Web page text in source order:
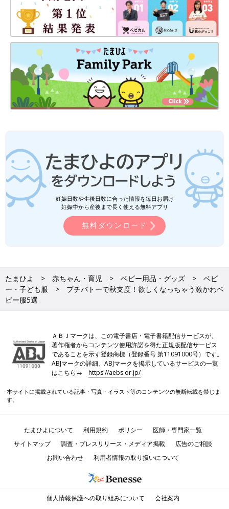
妊娠日数や生後日数に合った情報を毎日お届け
妊娠中から産後まで長く使える無料アプリ
無料ダウンロード
たまひよ 赤ちゃん・育児 ベビー用品・グッズ
ベビ
ー・子ども服
プチバトーで秋支度！欲しくなっちゃう激かわベ
ビー服5選
ＡＢＪマークは、この電子書店・電子書籍配信サービスが、
著作権者からコンテンツ使用許諾を得た正規版配信サービス
であることを示す登録商標（登録番号 第11091000号）です。
ABJマークの詳細、ABJマークを掲示しているサービスの一覧
はこちら→https://aebs.or.jp/
本サイトに掲載されている記事・写真・イラスト等のコンテンツの無断転載を禁じま
す。
たまひよについて 利用規約 ポリシー
医師・専門家一覧
サイトマップ
調査・プレスリリース・メディア掲載
広告のご相談
お問い合わせ
利用者情報の取り扱いについて
個人情報保護への取り組みについて 会社案内